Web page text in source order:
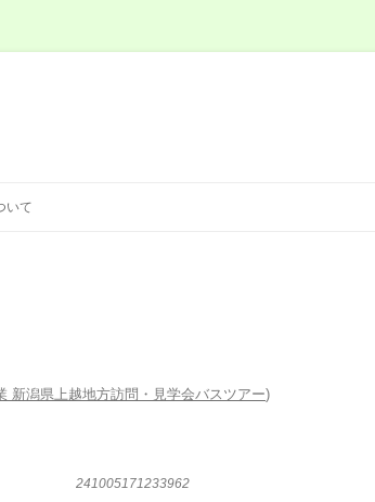
いて
新潟県上越地方訪問・見学会バスツアー)
241005171233962